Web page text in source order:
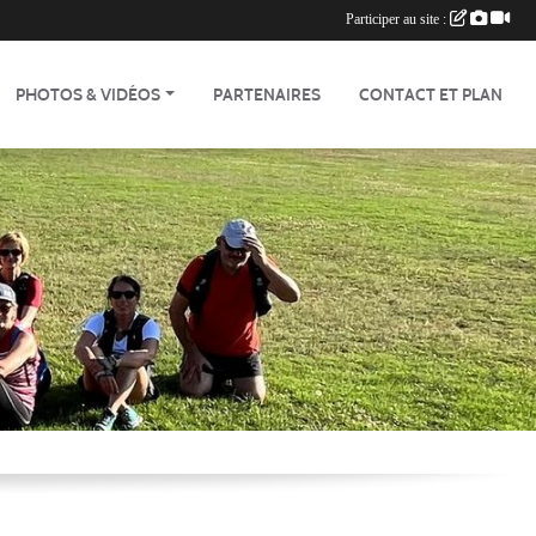
PHOTOS & VIDÉOS PARTENAIRES CONTACT ET PLAN
Participer au site :